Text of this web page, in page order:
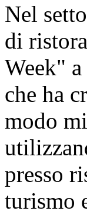
Nel
di
Week"
che ha
modo
presso
turismo